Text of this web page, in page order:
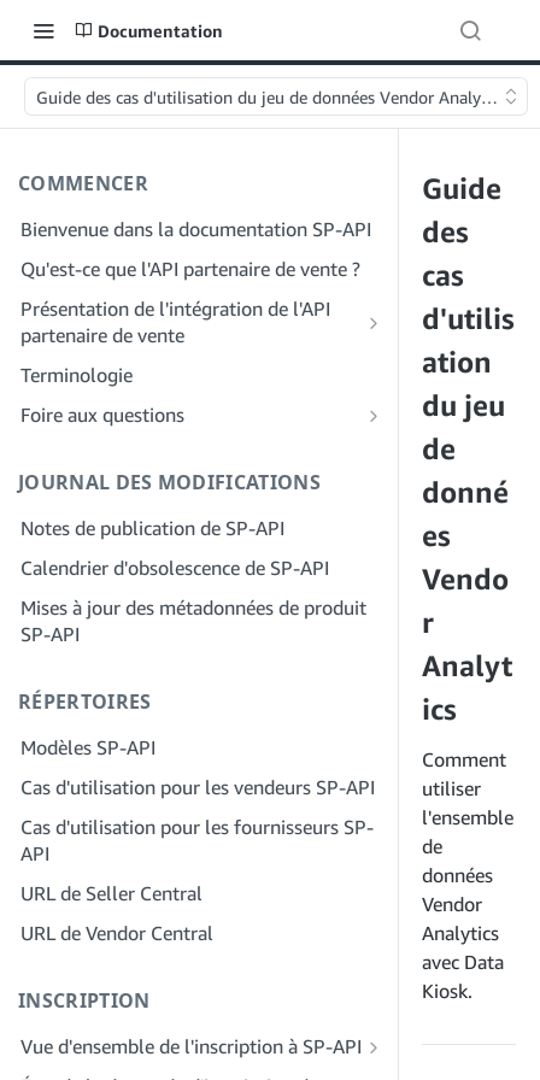
Documentation
Guide des cas d'utilisation du jeu de données Vendor Analytics
COMMENCER
Bienvenue dans la documentation SP-API
Qu'est-ce que l'API partenaire de vente ?
Présentation de l'intégration de l'API
partenaire de vente
Intégration en tant que développeur
développeur
Étape 4 : Inscrivez une application de
test
Étape 5 : Passez votre premier appel à
Étape 6 : Configurez le workflow
production
Étape 8 : Appelez le SP-API en
production
Étape 9 : Testez votre application
Étape 10 : Répertoriez votre application
Intégration en tant que fournisseur de
d'enregistrement et d'autorisation des
fournisseurs de services
Étape 2 : Créez un compte sur le portail
des fournisseurs de solutions pour
votre entreprise
Étape 3 : Vérifiez votre identité
de votre entreprise
Étape 5 : Demander des rôles Seller
Central
Étape 6 : Invitez des employés à
rejoindre votre compte
Étape 7 : Entrez en contact avec les
Terminologie
Foire aux questions
FAQ sur le portail des fournisseurs de
JOURNAL DES MODIFICATIONS
Notes de publication de SP-API
Calendrier d'obsolescence de SP-API
Mises à jour des métadonnées de produit
SP-API
RÉPERTOIRES
Modèles SP-API
Cas d'utilisation pour les vendeurs SP-API
Cas d'utilisation pour les fournisseurs SP-
API
URL de Seller Central
URL de Vendor Central
INSCRIPTION
Vue d'ensemble de l'inscription à SP-API
Guide
des
cas
d'utilis
ation
du jeu
de
donné
es
Vendo
r
Analyt
ics
Comment
utiliser
l'ensemble
de
données
Vendor
Analytics
avec Data
Kiosk.